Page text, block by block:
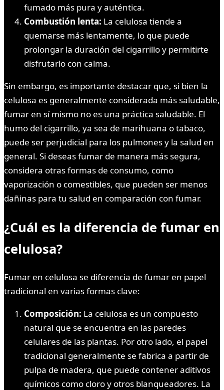
fumado más pura y auténtica.
Combustión lenta: La celulosa tiende a
quemarse más lentamente, lo que puede
prolongar la duración del cigarrillo y permitirte
disfrutarlo con calma.
Sin embargo, es importante destacar que, si bien la
celulosa es generalmente considerada más saludable,
fumar en sí mismo no es una práctica saludable. El
humo del cigarrillo, ya sea de marihuana o tabaco,
puede ser perjudicial para los pulmones y la salud en
general. Si deseas fumar de manera más segura,
considera otras formas de consumo, como
vaporización o comestibles, que pueden ser menos
dañinas para tu salud en comparación con fumar.
¿Cuál es la diferencia de fumar en
celulosa?
Fumar en celulosa se diferencia de fumar en papel
tradicional en varias formas clave:
Composición: La celulosa es un compuesto
natural que se encuentra en las paredes
celulares de las plantas. Por otro lado, el papel
tradicional generalmente se fabrica a partir de
pulpa de madera, que puede contener aditivos
químicos como cloro y otros blanqueadores. La